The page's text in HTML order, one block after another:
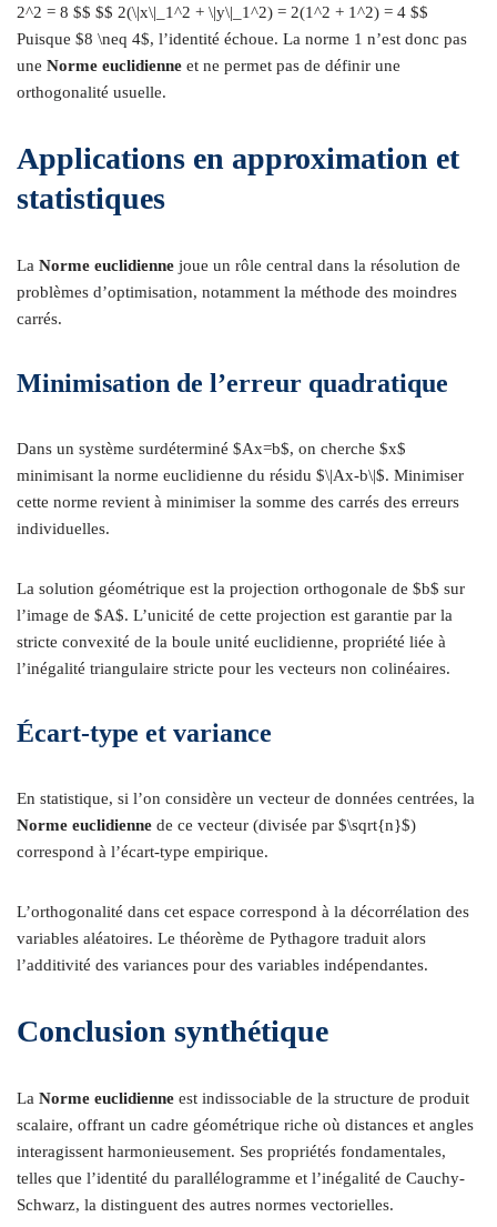
2^2 = 8 $$ $$ 2(\|x\|_1^2 + \|y\|_1^2) = 2(1^2 + 1^2) = 4 $$
Puisque $8 \neq 4$, l’identité échoue. La norme 1 n’est donc pas
une Norme euclidienne et ne permet pas de définir une
orthogonalité usuelle.
Applications en approximation et
statistiques
La Norme euclidienne joue un rôle central dans la résolution de
problèmes d’optimisation, notamment la méthode des moindres
carrés.
Minimisation de l’erreur quadratique
Dans un système surdéterminé $Ax=b$, on cherche $x$
minimisant la norme euclidienne du résidu $\|Ax-b\|$. Minimiser
cette norme revient à minimiser la somme des carrés des erreurs
individuelles.
La solution géométrique est la projection orthogonale de $b$ sur
l’image de $A$. L’unicité de cette projection est garantie par la
stricte convexité de la boule unité euclidienne, propriété liée à
l’inégalité triangulaire stricte pour les vecteurs non colinéaires.
Écart-type et variance
En statistique, si l’on considère un vecteur de données centrées, la
Norme euclidienne de ce vecteur (divisée par $\sqrt{n}$)
correspond à l’écart-type empirique.
L’orthogonalité dans cet espace correspond à la décorrélation des
variables aléatoires. Le théorème de Pythagore traduit alors
l’additivité des variances pour des variables indépendantes.
Conclusion synthétique
La Norme euclidienne est indissociable de la structure de produit
scalaire, offrant un cadre géométrique riche où distances et angles
interagissent harmonieusement. Ses propriétés fondamentales,
telles que l’identité du parallélogramme et l’inégalité de Cauchy-
Schwarz, la distinguent des autres normes vectorielles.